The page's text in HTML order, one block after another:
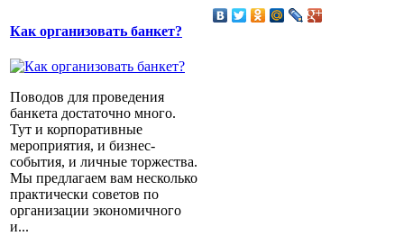
Как организовать банкет?
Поводов для проведения
банкета достаточно много.
Тут и корпоративные
мероприятия, и бизнес-
события, и личные торжества.
Мы предлагаем вам несколько
практически советов по
организации экономичного
и...